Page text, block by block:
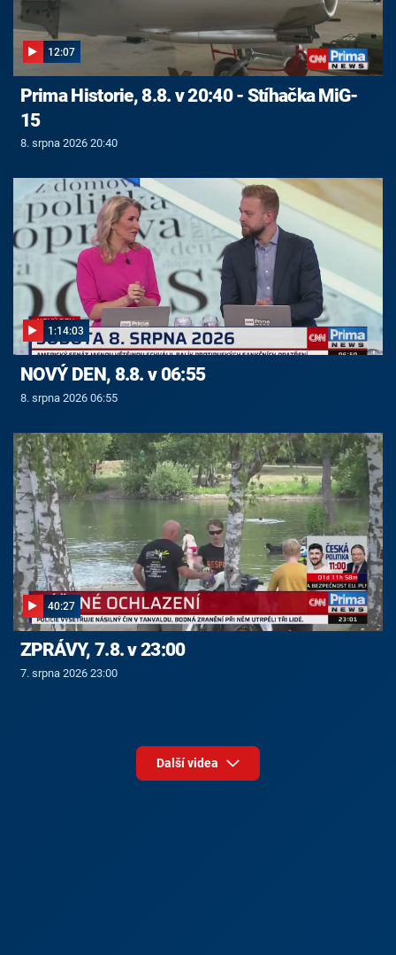
12:07
Prima Historie, 8.8. v 20:40 - Stíhačka MiG-
15
8. srpna 2026 20:40
1:14:03
NOVÝ DEN, 8.8. v 06:55
8. srpna 2026 06:55
40:27
ZPRÁVY, 7.8. v 23:00
7. srpna 2026 23:00
Další videa